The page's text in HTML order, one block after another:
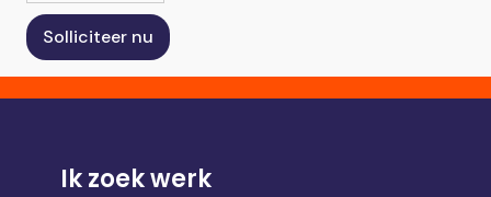
Ik zoek werk